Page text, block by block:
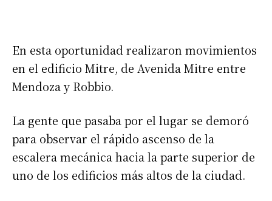
En esta oportunidad realizaron movimientos
en el edificio Mitre, de Avenida Mitre entre
Mendoza y Robbio.
La gente que pasaba por el lugar se demoró
para observar el rápido ascenso de la
escalera mecánica hacia la parte superior de
uno de los edificios más altos de la ciudad.